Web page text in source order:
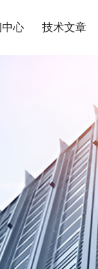
中心 技术文章